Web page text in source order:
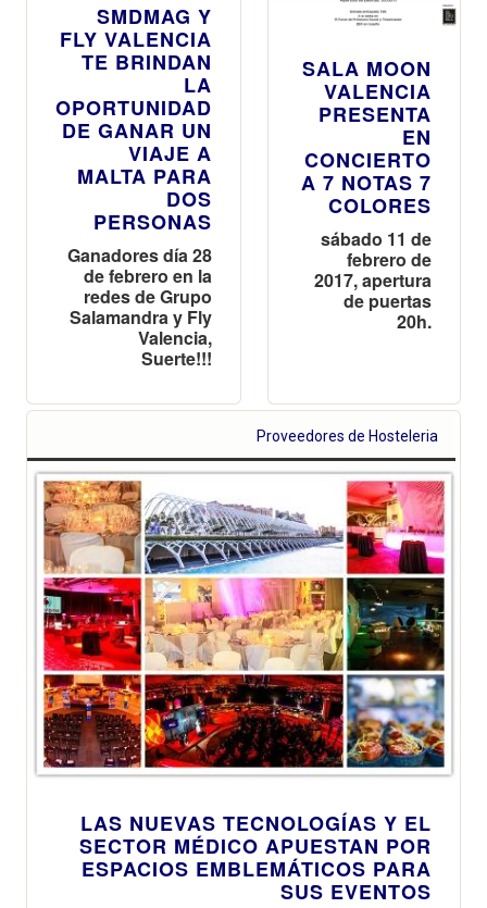
SMDMAG Y
FLY VALENCIA
TE BRINDAN
LA
OPORTUNIDAD
DE GANAR UN
VIAJE A
MALTA PARA
DOS
PERSONAS
Ganadores día 28
de febrero en la
redes de Grupo
Salamandra y Fly
Valencia,
Suerte!!!
SALA MOON
VALENCIA
PRESENTA
EN
CONCIERTO
A 7 NOTAS 7
COLORES
sábado 11 de
febrero de
2017, apertura
de puertas
20h.
Proveedores de Hosteleria
LAS NUEVAS TECNOLOGÍAS Y EL
SECTOR MÉDICO APUESTAN POR
ESPACIOS EMBLEMÁTICOS PARA
SUS EVENTOS